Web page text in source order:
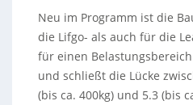
Neu im Programm ist die
die Lifgo- als auch für die
für einen
und schließt die Lücke
(bis ca. 400kg) und 5.3 (bis